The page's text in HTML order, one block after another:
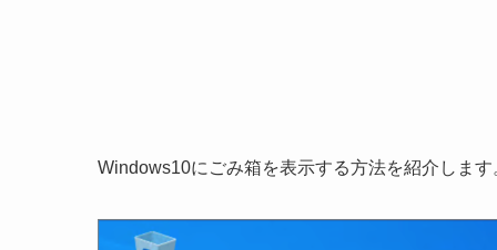
Windows10にごみ箱を表示する方法を紹介します